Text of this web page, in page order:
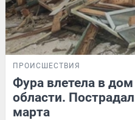
ПРОИСШЕСТВИЯ
Фура влетела в
области.
марта